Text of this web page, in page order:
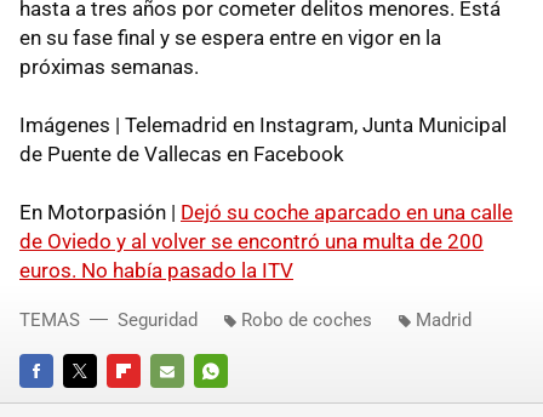
hasta a tres años por cometer delitos menores. Está
en su fase final y se espera entre en vigor en la
próximas semanas.
Imágenes | Telemadrid en Instagram, Junta Municipal
de Puente de Vallecas en Facebook
En Motorpasión | Dejó su coche aparcado en una calle
de Oviedo y al volver se encontró una multa de 200
euros. No había pasado la ITV
FACEBOOKTWITTERFLIPBOARD
E-
WHATSAPP
TEMAS Seguridad Robo de coches Madrid